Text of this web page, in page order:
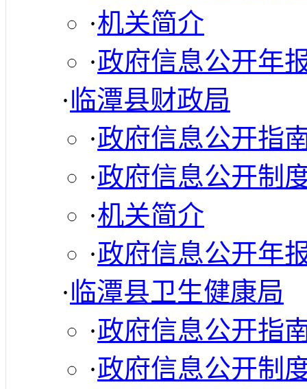
·机关简介
·政府信息公开年
·临潭县财政局
·政府信息公开指
·政府信息公开制
·机关简介
·政府信息公开年
·临潭县卫生健康局
·政府信息公开指
·政府信息公开制